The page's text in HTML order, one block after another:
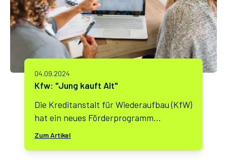
04.09.2024
Kfw: "Jung kauft Alt"
Die Kreditanstalt für Wiederaufbau (KfW)
hat ein neues Förderprogramm
gestartet, das gezielt junge Menschen
Zum Artikel